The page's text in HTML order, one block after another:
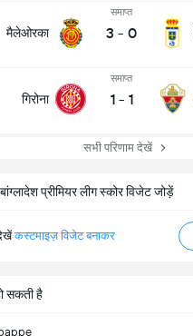
मैलेओरका
समाप्त
3 - 0
गिरोना
समाप्त
1 - 1
सभी परिणाम देखें
प्रीमियर लीग स्कोर विजेट जोड़ें
देखेंकस्टमाइज़ विजेट बनाकर
सकती है